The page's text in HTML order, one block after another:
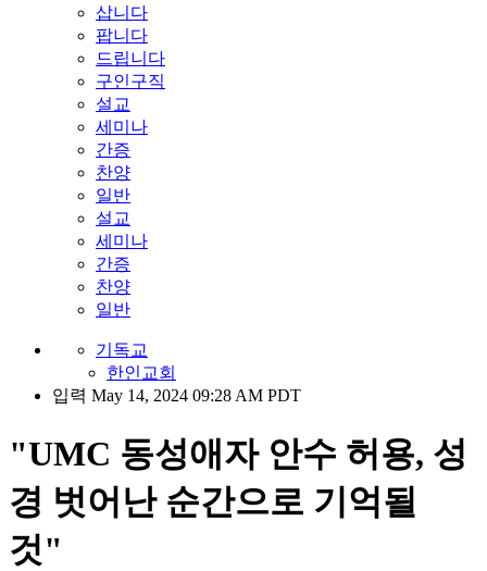
삽니다
팝니다
드립니다
구인구직
설교
세미나
간증
찬양
일반
설교
세미나
간증
찬양
일반
기독교
한인교회
입력 May 14, 2024 09:28 AM PDT
"UMC 동성애자 안수 허용, 성
경 벗어난 순간으로 기억될
것"